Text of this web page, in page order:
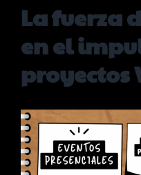
La fuerza
en el
proyectos